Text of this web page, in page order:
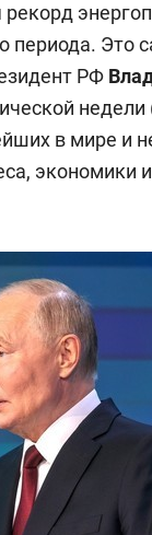
периода. Это
РФ
в мире и
экономики
и Face
будет